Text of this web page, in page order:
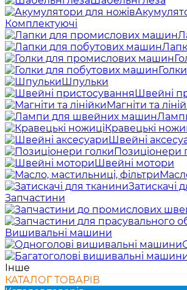
Комплектуючі
Шпульки
Швейні
Магніти та
Кравецькі
Швейні
Позиціонери
Швейні мотори
Затискачі
Запчастини
Вишивальні машини
Інше
КАТАЛОГ ТОВАРІВ